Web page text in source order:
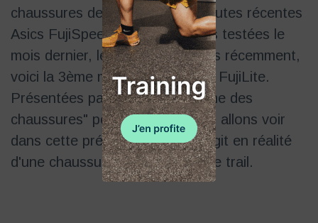
chaussures de trail. Après les toutes récentes
Asics FujiSpeed que nous avons testées le
mois dernier, les Trabuco 10 plus récemment,
voici la 3ème mouture des Asics FujiLite.
Présentées par la marque comme des
chaussures" polyvalentes", nous allons voir
dans cette présentation qu'il s'agit en réalité
d'une chaussure largement typée trail.